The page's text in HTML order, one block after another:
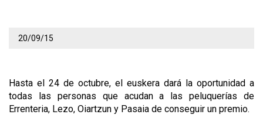
20/09/15
Hasta el 24 de octubre, el euskera dará la oportunidad a
todas las personas que acudan a las peluquerías de
Errenteria, Lezo, Oiartzun y Pasaia de conseguir un premio.